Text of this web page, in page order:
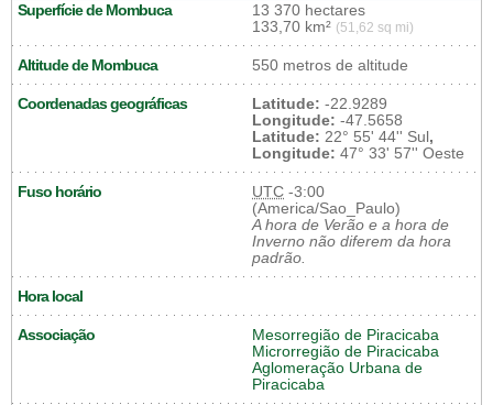
Superfície de Mombuca
13 370 hectares
133,70 km² (51,62 sq mi)
Altitude de Mombuca 550 metros de altitude
Coordenadas geográficas Latitude: -22.9289
Longitude: -47.5658
Latitude: 22° 55' 44'' Sul,
Longitude: 47° 33' 57'' Oeste
Fuso horário UTC -3:00
(America/Sao_Paulo)
A hora de Verão e a hora de
Inverno não diferem da hora
padrão.
Hora local
Associação
Mesorregião de Piracicaba
Microrregião de Piracicaba
Aglomeração Urbana de
Piracicaba